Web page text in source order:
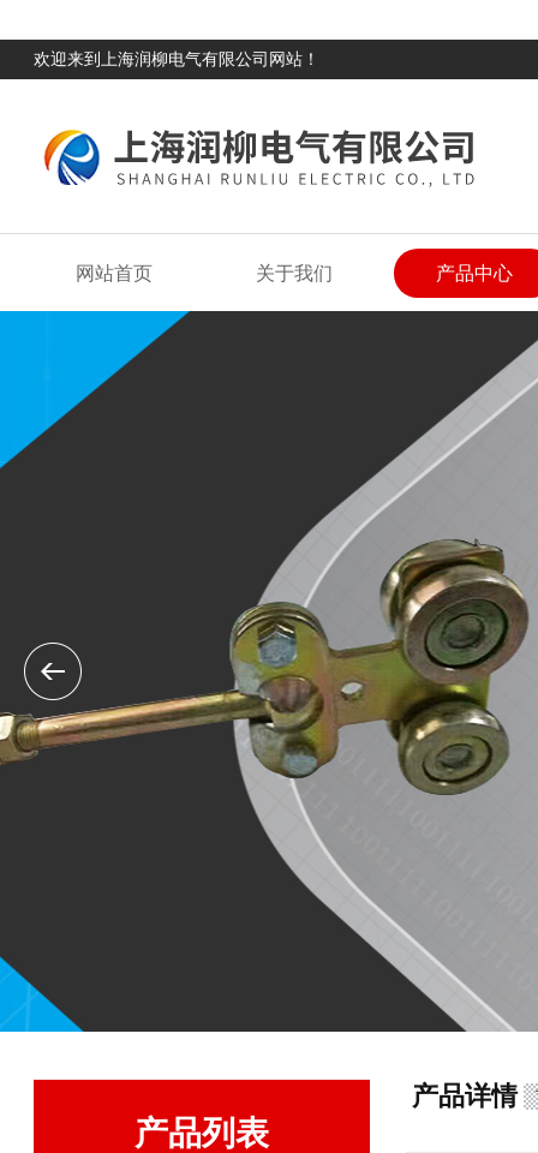
欢迎来到上海润柳电气有限公司网站！
网站首页 关于我们 产品中心
产品列表
产品详情